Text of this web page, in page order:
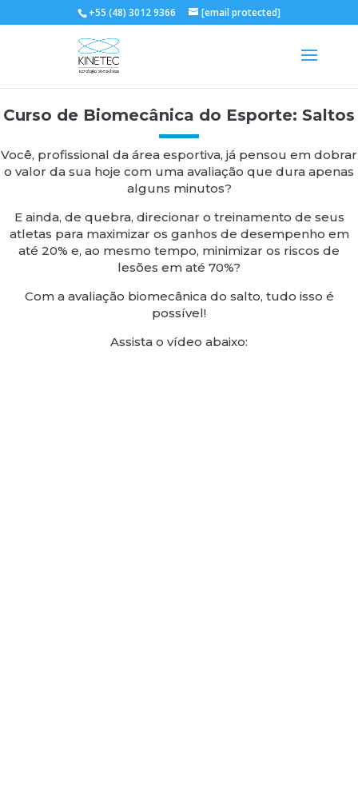
+55 (48) 3012 9366 [email protected]
Curso de Biomecânica do Esporte: Saltos
Você, profissional da área esportiva, já pensou em dobrar
o valor da sua hoje com uma avaliação que dura apenas
alguns minutos?
E ainda, de quebra, direcionar o treinamento de seus
atletas para maximizar os ganhos de desempenho em
até 20% e, ao mesmo tempo, minimizar os riscos de
lesões em até 70%?
Com a avaliação biomecânica do salto, tudo isso é
possível!
Assista o vídeo abaixo: